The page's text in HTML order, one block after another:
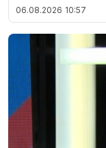
06.08.2026 10:57